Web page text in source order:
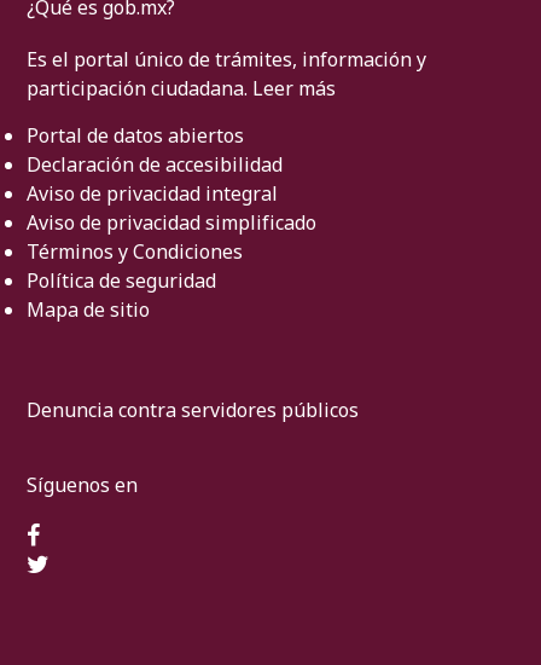
¿Qué es gob.mx?
Es el portal único de trámites, información y
participación ciudadana. Leer más
Portal de datos abiertos
Declaración de accesibilidad
Aviso de privacidad integral
Aviso de privacidad simplificado
Términos y Condiciones
Política de seguridad
Mapa de sitio
Denuncia contra servidores públicos
Síguenos en